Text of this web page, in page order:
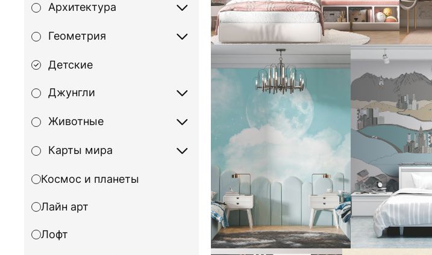
Архитектура
Геометрия
Детские
Джунгли
Животные
Карты мира
Космос и планеты
Лайн арт
Лофт